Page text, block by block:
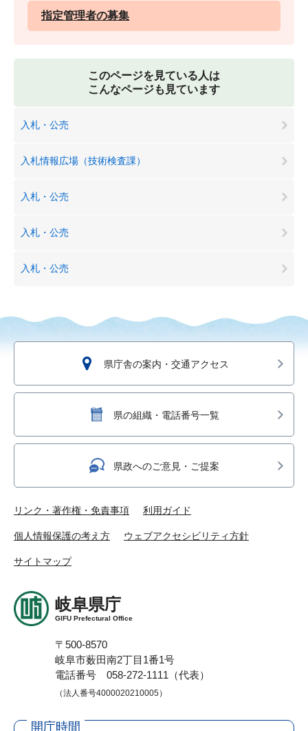
指定管理者の募集
このページを見ている人は
こんなページも見ています
入札・公売
入札情報広場（技術検査課）
入札・公売
入札・公売
入札・公売
県庁舎の案内・交通アクセス
県の組織・電話番号一覧
県政へのご意見・ご提案
リンク・著作権・免責事項 利用ガイド
個人情報保護の考え方 ウェブアクセシビリティ方針
サイトマップ
岐阜県庁
GIFU Prefectural Office
〒500-8570
岐阜市薮田南2丁目1番1号
電話番号 058-272-1111（代表）
（法人番号4000020210005）
開庁時間